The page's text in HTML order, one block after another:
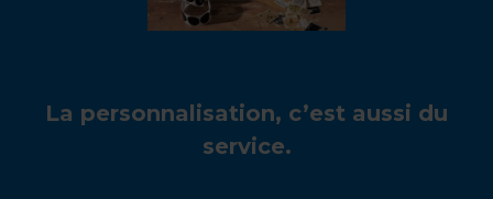
La personnalisation, c’est aussi du
service.